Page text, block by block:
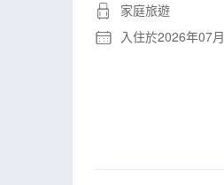
家庭旅遊
入住於2026年07月